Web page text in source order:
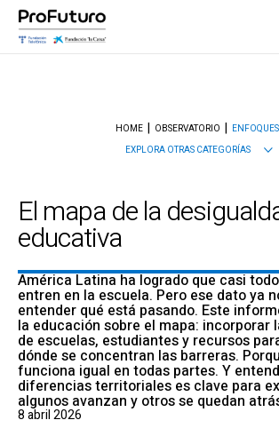
HOME OBSERVATORIO
ENFOQUES
EXPLORA OTRAS CATEGORÍAS
El mapa de la
educativa
América Latina ha logrado que casi
entren en la escuela. Pero ese dato ya
entender qué está pasando. Este
la educación sobre el mapa: incorporar
de escuelas, estudiantes y recursos
dónde se concentran las barreras.
funciona igual en todas partes. Y
diferencias territoriales es clave para
algunos avanzan y otros se quedan
8 abril 2026